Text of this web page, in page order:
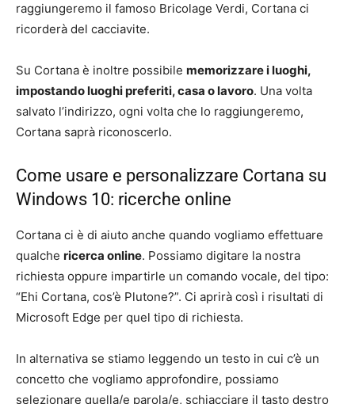
raggiungeremo il famoso Bricolage Verdi, Cortana ci
ricorderà del cacciavite.
Su Cortana è inoltre possibile memorizzare i luoghi,
impostando luoghi preferiti, casa o lavoro. Una volta
salvato l’indirizzo, ogni volta che lo raggiungeremo,
Cortana saprà riconoscerlo.
Come usare e personalizzare Cortana su
Windows 10: ricerche online
Cortana ci è di aiuto anche quando vogliamo effettuare
qualche ricerca online. Possiamo digitare la nostra
richiesta oppure impartirle un comando vocale, del tipo:
“Ehi Cortana, cos’è Plutone?”. Ci aprirà così i risultati di
Microsoft Edge per quel tipo di richiesta.
In alternativa se stiamo leggendo un testo in cui c’è un
concetto che vogliamo approfondire, possiamo
selezionare quella/e parola/e, schiacciare il tasto destro